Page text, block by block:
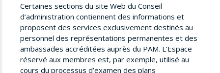
Certaines sections du site Web du Conseil
d’administration contiennent des informations et
proposent des services exclusivement destinés au
personnel des représentations permanentes et des
ambassades accréditées auprès du PAM. L’Espace
réservé aux membres est, par exemple, utilisé au
cours du processus d’examen des plans